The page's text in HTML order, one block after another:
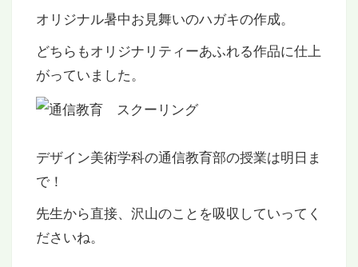
オリジナル暑中お見舞いのハガキの作成。
どちらもオリジナリティーあふれる作品に仕上
がっていました。
デザイン美術学科の通信教育部の授業は明日ま
で！
先生から直接、沢山のことを吸収していってく
ださいね。